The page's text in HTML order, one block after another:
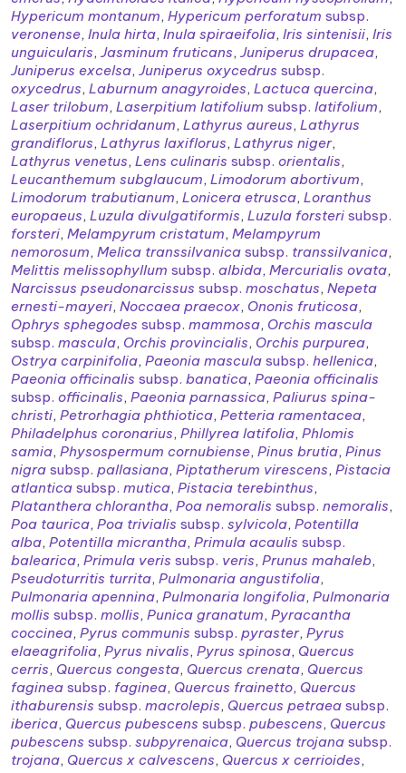
Hypericum montanum, Hypericum perforatum subsp.
veronense, Inula hirta, Inula spiraeifolia, Iris sintenisii, Iris
unguicularis, Jasminum fruticans, Juniperus drupacea,
Juniperus excelsa, Juniperus oxycedrus subsp.
oxycedrus, Laburnum anagyroides, Lactuca quercina,
Laser trilobum, Laserpitium latifolium subsp. latifolium,
Laserpitium ochridanum, Lathyrus aureus, Lathyrus
grandiflorus, Lathyrus laxiflorus, Lathyrus niger,
Lathyrus venetus, Lens culinaris subsp. orientalis,
Leucanthemum subglaucum, Limodorum abortivum,
Limodorum trabutianum, Lonicera etrusca, Loranthus
europaeus, Luzula divulgatiformis, Luzula forsteri subsp.
forsteri, Melampyrum cristatum, Melampyrum
nemorosum, Melica transsilvanica subsp. transsilvanica,
Melittis melissophyllum subsp. albida, Mercurialis ovata,
Narcissus pseudonarcissus subsp. moschatus, Nepeta
ernesti-mayeri, Noccaea praecox, Ononis fruticosa,
Ophrys sphegodes subsp. mammosa, Orchis mascula
subsp. mascula, Orchis provincialis, Orchis purpurea,
Ostrya carpinifolia, Paeonia mascula subsp. hellenica,
Paeonia officinalis subsp. banatica, Paeonia officinalis
subsp. officinalis, Paeonia parnassica, Paliurus spina-
christi, Petrorhagia phthiotica, Petteria ramentacea,
Philadelphus coronarius, Phillyrea latifolia, Phlomis
samia, Physospermum cornubiense, Pinus brutia, Pinus
nigra subsp. pallasiana, Piptatherum virescens, Pistacia
atlantica subsp. mutica, Pistacia terebinthus,
Platanthera chlorantha, Poa nemoralis subsp. nemoralis,
Poa taurica, Poa trivialis subsp. sylvicola, Potentilla
alba, Potentilla micrantha, Primula acaulis subsp.
balearica, Primula veris subsp. veris, Prunus mahaleb,
Pseudoturritis turrita, Pulmonaria angustifolia,
Pulmonaria apennina, Pulmonaria longifolia, Pulmonaria
mollis subsp. mollis, Punica granatum, Pyracantha
coccinea, Pyrus communis subsp. pyraster, Pyrus
elaeagrifolia, Pyrus nivalis, Pyrus spinosa, Quercus
cerris, Quercus congesta, Quercus crenata, Quercus
faginea subsp. faginea, Quercus frainetto, Quercus
ithaburensis subsp. macrolepis, Quercus petraea subsp.
iberica, Quercus pubescens subsp. pubescens, Quercus
pubescens subsp. subpyrenaica, Quercus trojana subsp.
trojana, Quercus x calvescens, Quercus x cerrioides,